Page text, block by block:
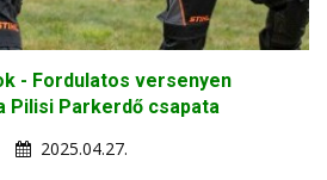
- Fordulatos versenyen
Pilisi Parkerdő csapata
2025.04.27.